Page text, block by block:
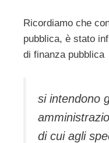
Ricordiamo che
pubblica, è stato
di finanza pubblica
si intendono
di cui agli